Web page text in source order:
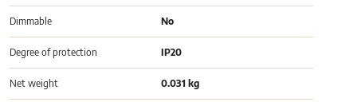
Dimmable No
Degree of protection IP20
Net weight 0.031 kg